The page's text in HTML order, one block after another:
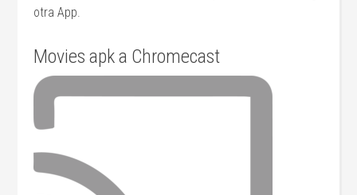
otra App.
Movies apk a Chromecast